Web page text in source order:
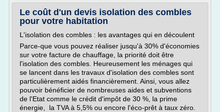
Le coût d'un devis isolation des combles
pour votre habitation
L'isolation des combles : les avantages qui en découlent
Parce-que vous pouvez réaliser jusqu'à 30% d'économies
sur votre facture de chauffage, la priorité doit être
l'isolation des combles. Heureusement les ménages qui
se lancent dans les travaux d'isolation des combles sont
particulièrement aidés financièrement. Ainsi, vous allez
pouvoir bénéficier de nombreuses aides et subventions
de l'Etat comme le crédit d'impôt de 30 %, la prime
énergie, la TVA à 5,5% ou encore l'éco-prêt à taux zéro.